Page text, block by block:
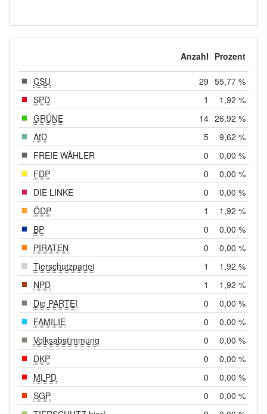
Anzahl Prozent
CSU 29 55,77 %
SPD
1
1,92 %
GRÜNE
14 26,92 %
AfD
5
9,62 %
FREIE WÄHLER
0
0,00 %
FDP
0
0,00 %
DIE LINKE
0
0,00 %
ÖDP
1
1,92 %
BP
0
0,00 %
PIRATEN
0
0,00 %
Tierschutzpartei
1
1,92 %
NPD
1
1,92 %
Die PARTEI
0
0,00 %
FAMILIE
0
0,00 %
Volksabstimmung
0
0,00 %
DKP
0
0,00 %
MLPD
0
0,00 %
SGP
0
0,00 %